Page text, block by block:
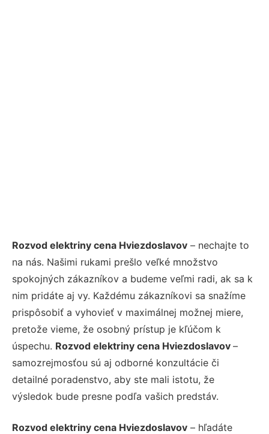
Rozvod elektriny cena Hviezdoslavov – nechajte to
na nás. Našimi rukami prešlo veľké množstvo
spokojných zákazníkov a budeme veľmi radi, ak sa k
nim pridáte aj vy. Každému zákazníkovi sa snažíme
prispôsobiť a vyhovieť v maximálnej možnej miere,
pretože vieme, že osobný prístup je kľúčom k
úspechu. Rozvod elektriny cena Hviezdoslavov –
samozrejmosťou sú aj odborné konzultácie či
detailné poradenstvo, aby ste mali istotu, že
výsledok bude presne podľa vašich predstáv.
Rozvod elektriny cena Hviezdoslavov – hľadáte